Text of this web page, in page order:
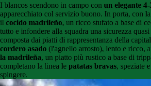
I blancos scendono in campo con un elegante 4-
apparecchiato col servizio buono. In porta, con
il cocido madrileño, un ricco stufato a base di
tutto e infondere alla squadra una sicurezza
composta dai piatti di rappresentanza della
cordero asado (l'agnello arrosto), lento e ricco,
la madrileña, un piatto più rustico a base di
completano la linea le patatas bravas, speziate
spingere.